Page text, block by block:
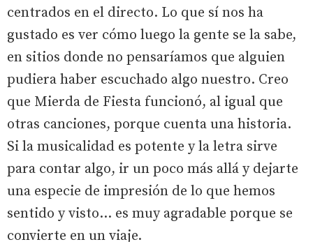
centrados en el directo. Lo que sí nos ha
gustado es ver cómo luego la gente se la sabe,
en sitios donde no pensaríamos que alguien
pudiera haber escuchado algo nuestro. Creo
que Mierda de Fiesta funcionó, al igual que
otras canciones, porque cuenta una historia.
Si la musicalidad es potente y la letra sirve
para contar algo, ir un poco más allá y dejarte
una especie de impresión de lo que hemos
sentido y visto... es muy agradable porque se
convierte en un viaje.